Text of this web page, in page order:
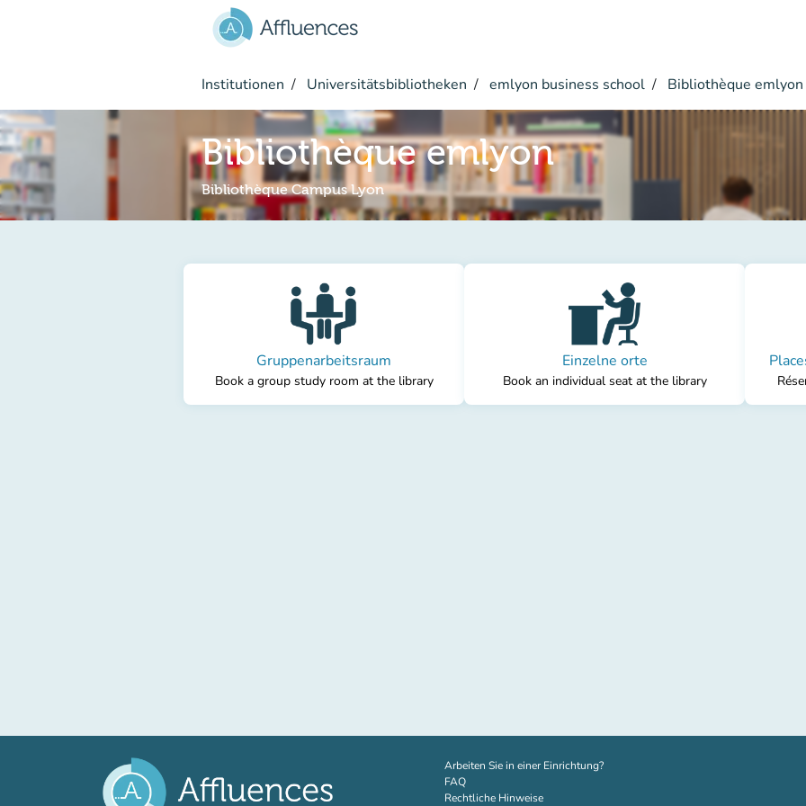
Institutionen Universitätsbibliotheken emlyon business school Bibliothèque emlyon
Bibliothèque emlyon
Bibliothèque Campus Lyon
Gruppenarbeitsraum
Book a group study room at the library
Einzelne orte
Book an individual seat at the library
Arbeiten Sie in einer Einrichtung?(new tab)
FAQ
Rechtliche Hinweise